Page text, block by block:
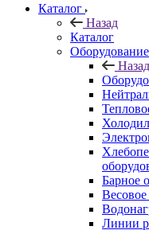
Каталог
Назад
Каталог
Оборудование
Назад
Барное
Линии